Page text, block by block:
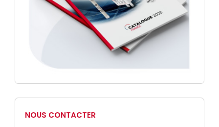
NOUS CONTACTER